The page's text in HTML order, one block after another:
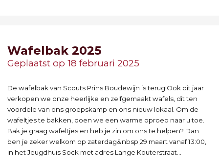
Wafelbak 2025
Geplaatst op 18 februari 2025
De wafelbak van Scouts Prins Boudewijn is terug!Ook dit jaar
verkopen we onze heerlijke en zelfgemaakt wafels, dit ten
voordele van ons groepskamp en ons nieuw lokaal. Om de
wafeltjes te bakken, doen we een warme oproep naar u toe.
Bak je graag wafeltjes en heb je zin om ons te helpen? Dan
ben je zeker welkom op zaterdag&nbsp;29 maart vanaf 13:00,
in het Jeugdhuis Sock met adres Lange Kouterstraat...